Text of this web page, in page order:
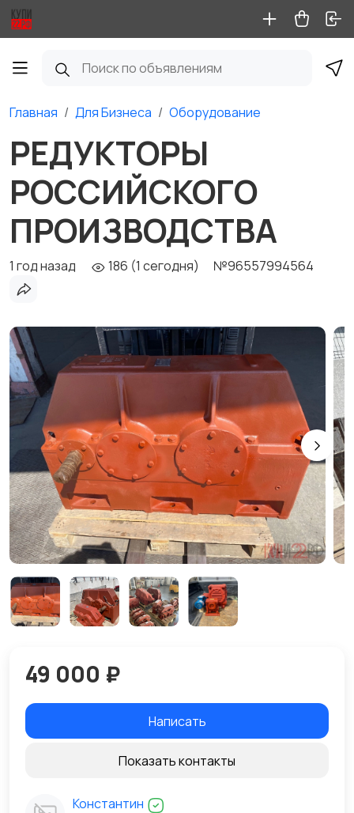
Главная Для Бизнеса Оборудование
РЕДУКТОРЫ
РОССИЙСКОГО
ПРОИЗВОДСТВА
1 год назад 186 (1 сегодня) №96557994564
49 000 ₽
Написать
Показать контакты
Константин